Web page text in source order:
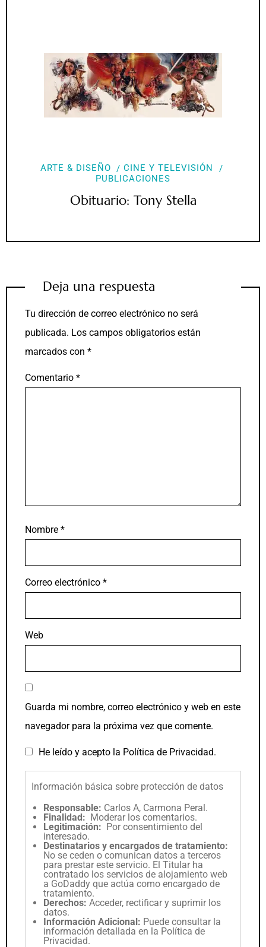
ARTE & DISEÑO
CINE Y TELEVISIÓN
PUBLICACIONES
Obituario: Tony Stella
Deja una respuesta
Tu dirección de correo electrónico no será
publicada. Los campos obligatorios están
marcados con *
Comentario *
Nombre *
Correo electrónico *
Web
Guarda mi nombre, correo electrónico y web en este
navegador para la próxima vez que comente.
He leído y acepto la Política de Privacidad.
Información básica sobre protección de datos
Responsable: Carlos A, Carmona Peral.
Finalidad: Moderar los comentarios.
Legitimación: Por consentimiento del
interesado.
Destinatarios y encargados de tratamiento:
No se ceden o comunican datos a terceros
para prestar este servicio. El Titular ha
contratado los servicios de alojamiento web
a GoDaddy que actúa como encargado de
tratamiento.
Derechos: Acceder, rectificar y suprimir los
datos.
Información Adicional: Puede consultar la
información detallada en la Política de
Privacidad.